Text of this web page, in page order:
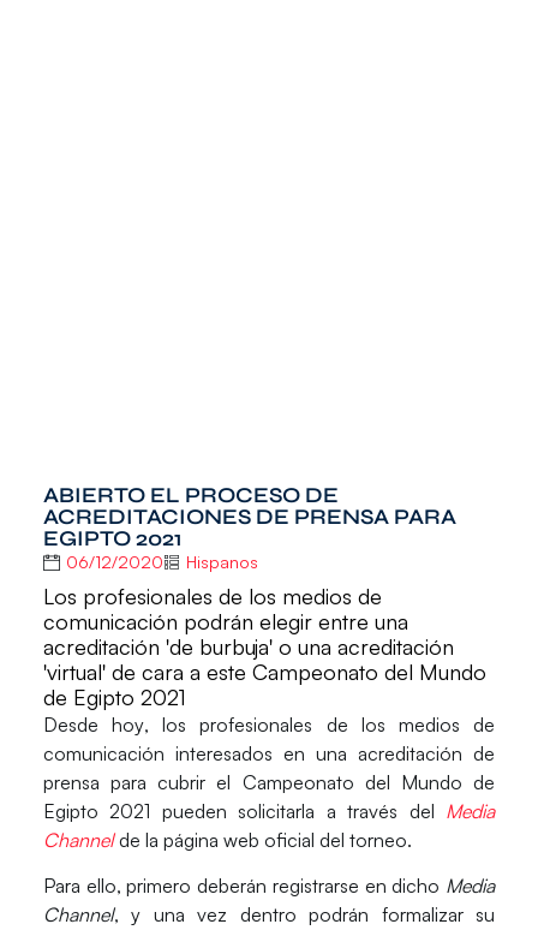
ABIERTO EL PROCESO DE
ACREDITACIONES DE PRENSA PARA
EGIPTO 2021
06/12/2020 Hispanos
Los profesionales de los medios de
comunicación podrán elegir entre una
acreditación 'de burbuja' o una acreditación
'virtual' de cara a este Campeonato del Mundo
de Egipto 2021
Desde hoy, los profesionales de los medios de
comunicación interesados en una acreditación de
prensa para cubrir el Campeonato del Mundo de
Egipto 2021 pueden solicitarla a través del Media
Channelde la página web oficial del torneo.
Para ello, primero deberán registrarse en dicho Media
Channel, y una vez dentro podrán formalizar su